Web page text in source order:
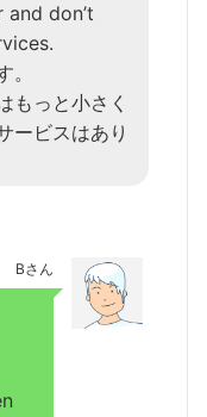
don’t
もっと小さく
ービスはあり
Bさん